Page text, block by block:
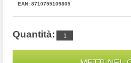
EAN: 8710755109805
Quantità: